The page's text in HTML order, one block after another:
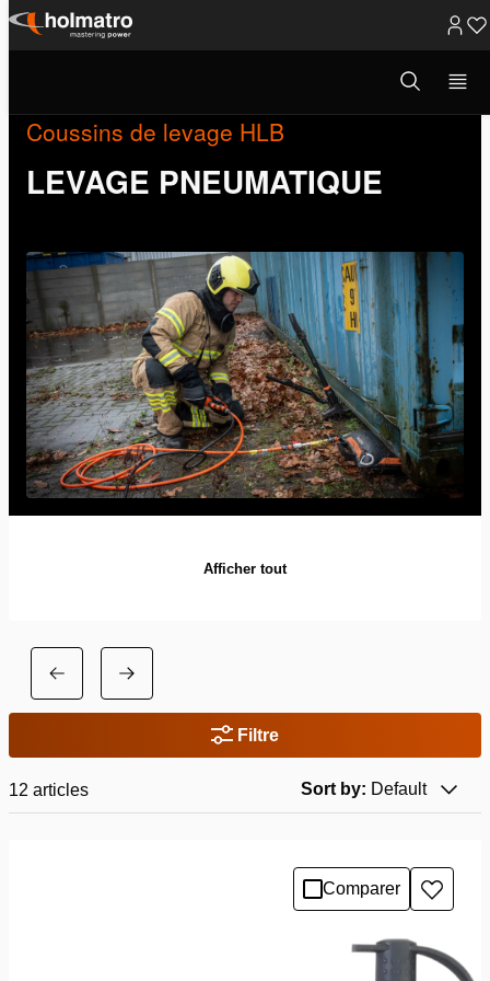
Passer
Ouvrir
la
de
Coussins de levage HLB
LEVAGE PNEUMATIQUE
Afficher tout
Filtre
12 articles Sort by: Default
Comparer
à
liste
de